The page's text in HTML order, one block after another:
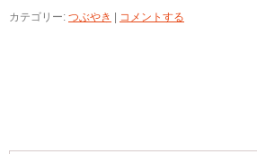
カテゴリー: つぶやき コメントする